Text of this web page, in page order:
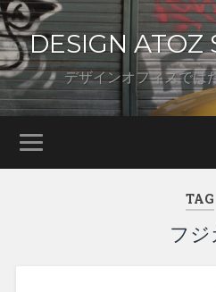
DESIGN ATOZ
デザインオフィスでは
TAG
フジ